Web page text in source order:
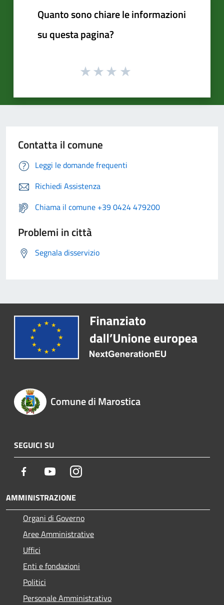
Quanto sono chiare le informazioni
su questa pagina?
Contatta il comune
Leggi le domande frequenti
Richiedi Assistenza
Chiama il comune +39 0424 479200
Problemi in città
Segnala disservizio
Comune di Marostica
SEGUICI SU
Facebook YoutubeInstagram
AMMINISTRAZIONE
Organi di Governo
Aree Amministrative
Uffici
Enti e fondazioni
Politici
Personale Amministrativo